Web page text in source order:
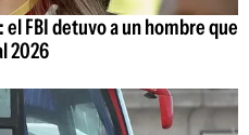
FBI detuvo a un hombre que
2026